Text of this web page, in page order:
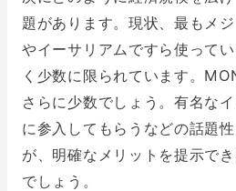
題があります。現状、最もメ
やイーサリアムですら使って
く少数に限られています。
さらに少数でしょう。有名な
に参入してもらうなどの話題
が、明確なメリットを提示で
でしょう。